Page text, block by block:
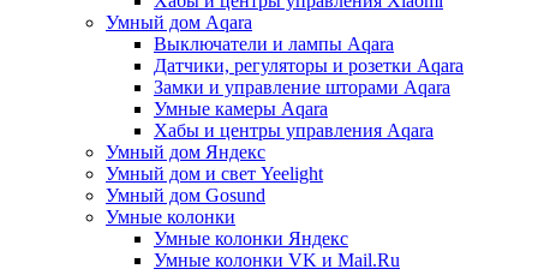
Умный дом Aqara
Выключатели и лампы Aqara
Датчики, регуляторы и розетки Aqara
Замки и управление шторами Aqara
Умные камеры Aqara
Хабы и центры управления Aqara
Умный дом Яндекс
Умный дом и свет Yeelight
Умный дом Gosund
Умные колонки
Умные колонки Яндекс
Умные колонки VK и Mail.Ru